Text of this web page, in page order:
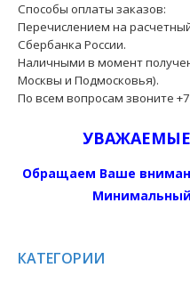
Способы оплаты заказов:
Перечислением на
Сбербанка России.
Наличными в момент
Москвы и Подмосковья).
По всем вопросам звоните
Обращаем Ваше
Минимальный
КАТЕГОРИИ